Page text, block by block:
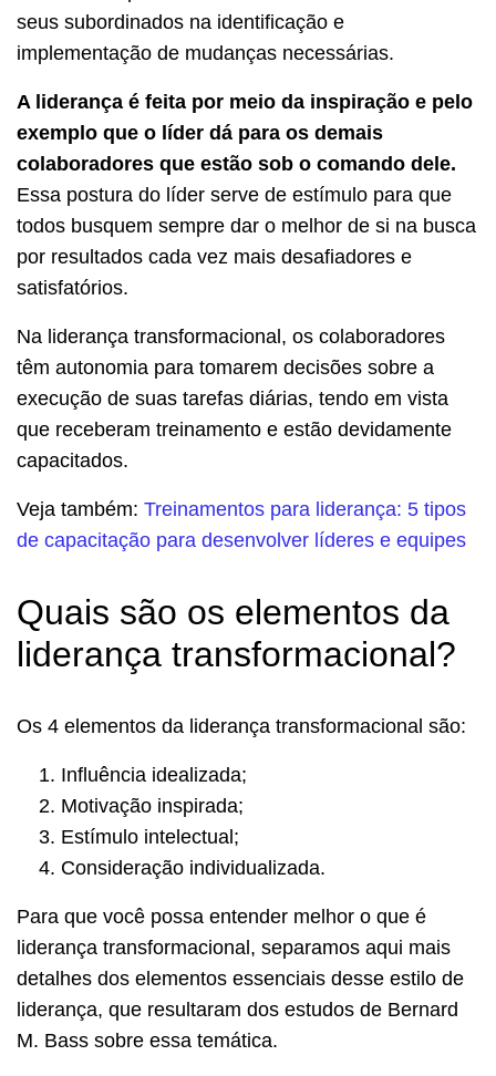
seus subordinados na identificação e
implementação de mudanças necessárias.
A liderança é feita por meio da inspiração e pelo
exemplo que o líder dá para os demais
colaboradores que estão sob o comando dele.
Essa postura do líder serve de estímulo para que
todos busquem sempre dar o melhor de si na busca
por resultados cada vez mais desafiadores e
satisfatórios.
Na liderança transformacional, os colaboradores
têm autonomia para tomarem decisões sobre a
execução de suas tarefas diárias, tendo em vista
que receberam treinamento e estão devidamente
capacitados.
Veja também: Treinamentos para liderança: 5 tipos
de capacitação para desenvolver líderes e equipes
Quais são os elementos da
liderança transformacional?
Os 4 elementos da liderança transformacional são:
Influência idealizada;
Motivação inspirada;
Estímulo intelectual;
Consideração individualizada.
Para que você possa entender melhor o que é
liderança transformacional, separamos aqui mais
detalhes dos elementos essenciais desse estilo de
liderança, que resultaram dos estudos de Bernard
M. Bass sobre essa temática.